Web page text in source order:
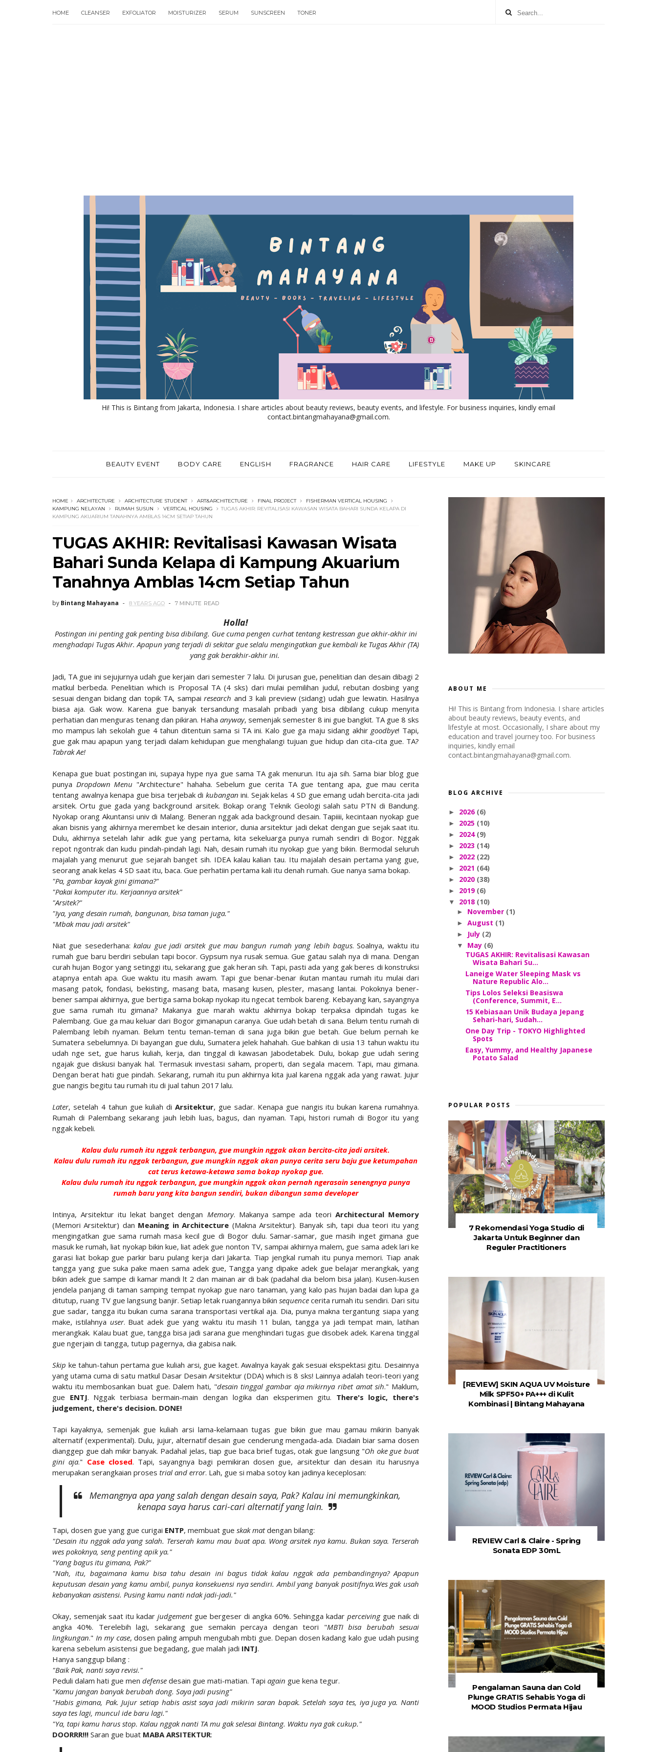
HOME CLEANSER EXFOLIATOR MOISTURIZER SERUM SUNSCREEN TONER
Hi! This is Bintang from Jakarta, Indonesia. I share articles about beauty reviews, beauty events, and lifestyle. For business inquiries, kindly email
contact.bintangmahayana@gmail.com.
BEAUTY EVENT BODY CARE ENGLISH FRAGRANCE HAIR CARE LIFESTYLE MAKE UP SKINCARE
HOME ARCHITECTURE ARCHITECTURE STUDENT ART&ARCHITECTURE FINAL PROJECT
FISHERMAN VERTICAL HOUSING
KAMPUNG NELAYAN
RUMAH SUSUN VERTICAL HOUSING
TUGAS AKHIR: REVITALISASI KAWASAN WISATA BAHARI SUNDA KELAPA DI
KAMPUNG AKUARIUM TANAHNYA AMBLAS 14CM SETIAP TAHUN
TUGAS AKHIR: Revitalisasi Kawasan Wisata
Bahari Sunda Kelapa di Kampung Akuarium
Tanahnya Amblas 14cm Setiap Tahun
by Bintang Mahayana 8 YEARS AGO 7 MINUTE READ
Holla!
Postingan ini penting gak penting bisa dibilang. Gue cuma pengen curhat tentang kestressan gue akhir-akhir ini
menghadapi Tugas Akhir. Apapun yang terjadi di sekitar gue selalu mengingatkan gue kembali ke Tugas Akhir (TA)
yang gak berakhir-akhir ini.
Jadi, TA gue ini sejujurnya udah gue kerjain dari semester 7 lalu. Di jurusan gue, penelitian dan desain dibagi 2
matkul berbeda. Penelitian which is Proposal TA (4 sks) dari mulai pemilihan judul, rebutan dosbing yang
sesuai dengan bidang dan topik TA, sampai research and 3 kali preview (sidang) udah gue lewatin. Hasilnya
biasa aja. Gak wow. Karena gue banyak tersandung masalah pribadi yang bisa dibilang cukup menyita
perhatian dan menguras tenang dan pikiran. Haha anyway, semenjak semester 8 ini gue bangkit. TA gue 8 sks
mo mampus lah sekolah gue 4 tahun ditentuin sama si TA ini. Kalo gue ga maju sidang akhirgoodbye! Tapi,
gue gak mau apapun yang terjadi dalam kehidupan gue menghalangi tujuan gue hidup dan cita-cita gue. TA?
Tabrak Ae!
Kenapa gue buat postingan ini, supaya hype nya gue sama TA gak menurun. Itu aja sih. Sama biar blog gue
punya Dropdown Menu "Architecture" hahaha. Sebelum gue cerita TA gue tentang apa, gue mau cerita
tentang awalnya kenapa gue bisa terjebak di kubangan ini. Sejak kelas 4 SD gue emang udah bercita-cita jadi
arsitek. Ortu gue gada yang background arsitek. Bokap orang Teknik Geologi salah satu PTN di Bandung.
Nyokap orang Akuntansi univ di Malang. Beneran nggak ada background desain. Tapiiii, kecintaan nyokap gue
akan bisnis yang akhirnya merembet ke desain interior, dunia arsitektur jadi dekat dengan gue sejak saat itu.
Dulu, akhirnya setelah lahir adik gue yang pertama, kita sekeluarga punya rumah sendiri di Bogor. Nggak
repot ngontrak dan kudu pindah-pindah lagi. Nah, desain rumah itu nyokap gue yang bikin. Bermodal seluruh
majalah yang menurut gue sejarah banget sih. IDEA kalau kalian tau. Itu majalah desain pertama yang gue,
seorang anak kelas 4 SD saat itu, baca. Gue perhatiin pertama kali itu denah rumah. Gue nanya sama bokap.
"Pa, gambar kayak gini gimana?"
"Pakai komputer itu. Kerjaannya arsitek"
"Arsitek?"
"Iya, yang desain rumah, bangunan, bisa taman juga."
"Mbak mau jadi arsitek"
Niat gue sesederhana:kalau gue jadi arsitek gue mau bangun rumah yang lebih bagus. Soalnya, waktu itu
rumah gue baru berdiri sebulan tapi bocor. Gypsum nya rusak semua. Gue gatau salah nya di mana. Dengan
curah hujan Bogor yang setinggi itu, sekarang gue gak heran sih. Tapi, pasti ada yang gak beres di konstruksi
atapnya entah apa. Gue waktu itu masih awam. Tapi gue benar-benar ikutan mantau rumah itu mulai dari
masang patok, fondasi, bekisting, masang bata, masang kusen, plester, masang lantai. Pokoknya bener-
bener sampai akhirnya, gue bertiga sama bokap nyokap itu ngecat tembok bareng. Kebayang kan, sayangnya
gue sama rumah itu gimana? Makanya gue marah waktu akhirnya bokap terpaksa dipindah tugas ke
Palembang. Gue ga mau keluar dari Bogor gimanapun caranya. Gue udah betah di sana. Belum tentu rumah di
Palembang lebih nyaman. Belum tentu teman-teman di sana juga bikin gue betah. Gue belum pernah ke
Sumatera sebelumnya. Di bayangan gue dulu, Sumatera jelek hahahah. Gue bahkan di usia 13 tahun waktu itu
udah nge set, gue harus kuliah, kerja, dan tinggal di kawasan Jabodetabek. Dulu, bokap gue udah sering
ngajak gue diskusi banyak hal. Termasuk investasi saham, properti, dan segala macem. Tapi, mau gimana.
Dengan berat hati gue pindah. Sekarang, rumah itu pun akhirnya kita jual karena nggak ada yang rawat. Jujur
gue nangis begitu tau rumah itu di jual tahun 2017 lalu.
Later, setelah 4 tahun gue kuliah diArsitektur, gue sadar. Kenapa gue nangis itu bukan karena rumahnya.
Rumah di Palembang sekarang jauh lebih luas, bagus, dan nyaman. Tapi, histori rumah di Bogor itu yang
nggak kebeli.
Kalau dulu rumah itu nggak terbangun, gue mungkin nggak akan bercita-cita jadi arsitek.
Kalau dulu rumah itu nggak terbangun, gue mungkin nggak akan punya cerita seru baju gue ketumpahan
cat terus ketawa-ketawa sama bokap nyokap gue.
Kalau dulu rumah itu nggak terbangun, gue mungkin nggak akan pernah ngerasain senengnya punya
rumah baru yang kita bangun sendiri, bukan dibangun sama developer
Intinya, Arsitektur itu lekat banget dengan Memory. Makanya sampe ada teori Architectural Memory
(Memori Arsitektur) dan Meaning in Architecture (Makna Arsitektur). Banyak sih, tapi dua teori itu yang
mengingatkan gue sama rumah masa kecil gue di Bogor dulu. Samar-samar, gue masih inget gimana gue
masuk ke rumah, liat nyokap bikin kue, liat adek gue nonton TV, sampai akhirnya malem, gue sama adek lari ke
garasi liat bokap gue parkir baru pulang kerja dari Jakarta. Tiap jengkal rumah itu punya memori. Tiap anak
tangga yang gue suka pake maen sama adek gue, Tangga yang dipake adek gue belajar merangkak, yang
bikin adek gue sampe di kamar mandi lt 2 dan mainan air di bak (padahal dia belom bisa jalan). Kusen-kusen
jendela panjang di taman samping tempat nyokap gue naro tanaman, yang kalo pas hujan badai dan lupa ga
ditutup, ruang TV gue langsung banjir. Setiap letak ruangannya bikin sequence cerita rumah itu sendiri. Dari situ
gue sadar, tangga itu bukan cuma sarana transportasi vertikal aja. Dia, punya makna tergantung siapa yang
make, istilahnya user. Buat adek gue yang waktu itu masih 11 bulan, tangga ya jadi tempat main, latihan
merangkak. Kalau buat gue, tangga bisa jadi sarana gue menghindari tugas gue disobek adek. Karena tinggal
gue ngerjain di tangga, tutup pagernya, dia gabisa naik.
Skip ke tahun-tahun pertama gue kuliah arsi, gue kaget. Awalnya kayak gak sesuai ekspektasi gitu. Desainnya
yang utama cuma di satu matkul Dasar Desain Arsitektur (DDA) which is 8 sks! Lainnya adalah teori-teori yang
waktu itu membosankan buat gue. Dalem hati, "desain tinggal gambar aja mikirnya ribet amat sih." Maklum,
gue ENTJ. Nggak terbiasa bermain-main dengan logika dan eksperimen gitu. There's logic, there's
judgement, there's decision. DONE!
Tapi kayaknya, semenjak gue kuliah arsi lama-kelamaan tugas gue bikin gue mau gamau mikirin banyak
alternatif (experimental). Dulu, jujur, alternatif desain gue cenderung mengada-ada. Diadain biar sama dosen
dianggep gue dah mikir banyak. Padahal jelas, tiap gue baca brief tugas, otak gue langsung "Oh oke gue buat
gini aja." Case closed. Tapi, sayangnya bagi pemikiran dosen gue, arsitektur dan desain itu harusnya
merupakan serangkaian proses trial and error. Lah, gue si maba sotoy kan jadinya keceplosan:
Memangnya apa yang salah dengan desain saya, Pak? Kalau ini memungkinkan,
kenapa saya harus cari-cari alternatif yang lain.
Tapi, dosen gue yang gue curigai ENTP, membuat gue skak matdengan bilang:
"Desain itu nggak ada yang salah. Terserah kamu mau buat apa. Wong arsitek nya kamu. Bukan saya. Terserah
wes pokoknya, seng penting apik ya."
"Yang bagus itu gimana, Pak?"
"Nah, itu, bagaimana kamu bisa tahu desain ini bagus tidak kalau nggak ada pembandingnya? Apapun
keputusan desain yang kamu ambil, punya konsekuensi nya sendiri. Ambil yang banyak positifnya.Wes gak usah
kebanyakan asistensi. Pusing kamu nanti ndak jadi-jadi."
Okay, semenjak saat itu kadar judgementgue bergeser di angka 60%. Sehingga kadar perceivinggue naik di
angka 40%. Terelebih lagi, sekarang gue semakin percaya dengan teori "MBTI bisa berubah sesuai
lingkungan." In my case, dosen paling ampuh mengubah mbti gue. Depan dosen kadang kalo gue udah pusing
karena sebelum asistensi gue begadang, gue malah jadi INTJ.
Hanya sanggup bilang :
"Baik Pak, nanti saya revisi."
Peduli dalam hati gue men defense desain gue mati-matian. Tapi again gue kena tegur.
"Kamu jangan banyak berubah dong. Saya jadi pusing"
"Habis gimana, Pak. Jujur setiap habis asist saya jadi mikirin saran bapak. Setelah saya tes, iya juga ya. Nanti
saya tes lagi, muncul ide baru lagi."
"Ya, tapi kamu harus stop. Kalau nggak nanti TA mu gak selesai Bintang. Waktu nya gak cukup."
DOORRR!!! Saran gue buat MABA ARSITEKTUR:
ABOUT ME
Hi! This is Bintang from Indonesia. I share articles
about beauty reviews, beauty events, and
lifestyle at most. Occasionally, I share about my
education and travel journey too. For business
inquiries, kindly email
contact.bintangmahayana@gmail.com.
BLOG ARCHIVE
► 2026 (6)
► 2025 (10)
► 2024 (9)
► 2023 (14)
► 2022 (22)
► 2021 (64)
► 2020 (38)
► 2019 (6)
▼ 2018 (10)
► November (1)
► August (1)
► July (2)
▼ May (6)
TUGAS AKHIR: Revitalisasi Kawasan
Wisata Bahari Su...
Laneige Water Sleeping Mask vs
Nature Republic Alo...
Tips Lolos Seleksi Beasiswa
(Conference, Summit, E...
15 Kebiasaan Unik Budaya Jepang
Sehari-hari, Sudah...
One Day Trip - TOKYO Highlighted
Spots
Easy, Yummy, and Healthy Japanese
Potato Salad
POPULAR POSTS
7 Rekomendasi Yoga Studio di
Jakarta Untuk Beginner dan
Reguler Practitioners
[REVIEW] SKIN AQUA UV Moisture
Milk SPF50+ PA+++ di Kulit
Kombinasi | Bintang Mahayana
REVIEW Carl & Claire - Spring
Sonata EDP 30mL
Pengalaman Sauna dan Cold
Plunge GRATIS Sehabis Yoga di
MOOD Studios Permata Hijau